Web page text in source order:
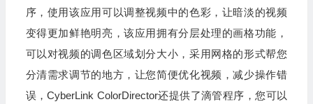
序，使用该应用可以调整视频中的色彩，让暗淡的视频
变得更加鲜艳明亮，该应用拥有分层处理的画格功能，
可以对视频的调色区域划分大小，采用网格的形式帮您
分清需求调节的地方，让您简便优化视频，减少操作错
误，CyberLink ColorDirector还提供了滴管程序，您可以